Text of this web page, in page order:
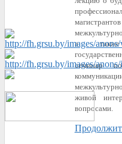
а также
семинар
живой
вопросами.